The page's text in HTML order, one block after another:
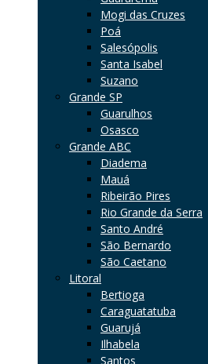
Mogi das Cruzes
Poá
Salesópolis
Santa Isabel
Suzano
Grande SP
Guarulhos
Osasco
Grande ABC
Diadema
Mauá
Ribeirão Pires
Rio Grande da Serra
Santo André
São Bernardo
São Caetano
Litoral
Bertioga
Caraguatatuba
Guarujá
Ilhabela
Santos